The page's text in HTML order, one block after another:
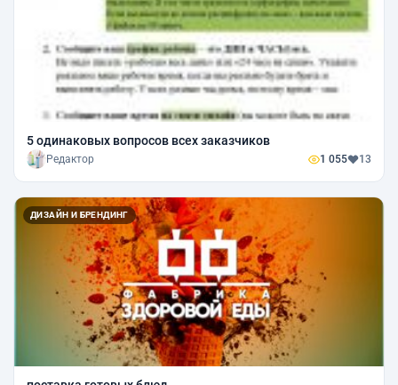
5 одинаковых вопросов всех заказчиков
Редактор 1 055 13
ДИЗАЙН И БРЕНДИНГ